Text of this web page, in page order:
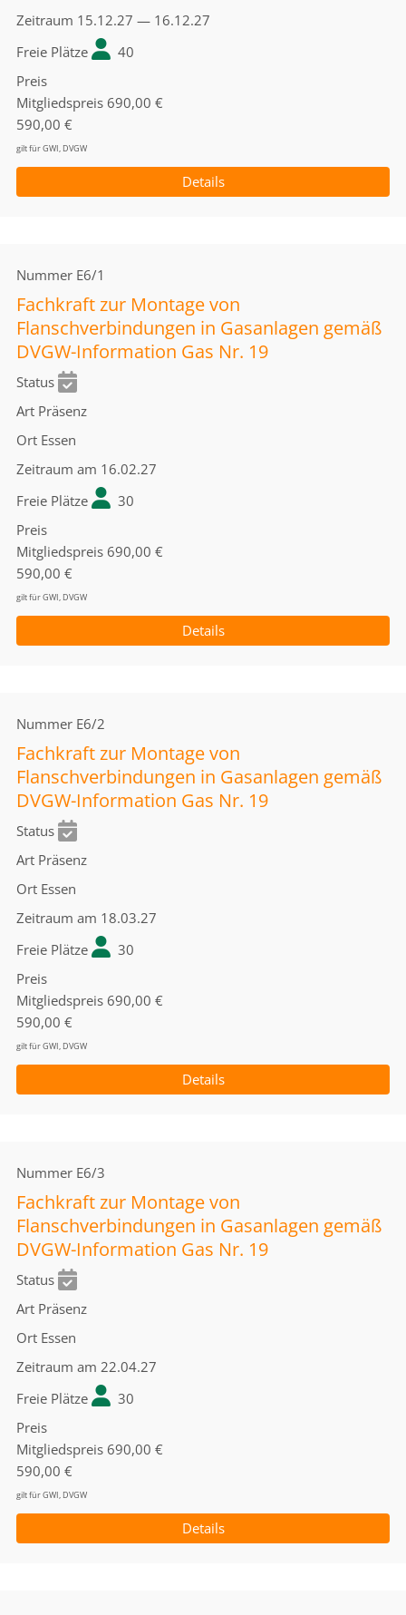
Zeitraum 15.12.27 — 16.12.27
Freie Plätze
40
Preis
Mitgliedspreis 690,00 €
590,00 €
gilt für GWI, DVGW
Details
Nummer E6/1
Fachkraft zur Montage von
Flanschverbindungen in Gasanlagen gemäß
DVGW-Information Gas Nr. 19
Status
Art Präsenz
Ort Essen
Zeitraum am 16.02.27
Freie Plätze
30
Preis
Mitgliedspreis 690,00 €
590,00 €
gilt für GWI, DVGW
Details
Nummer E6/2
Fachkraft zur Montage von
Flanschverbindungen in Gasanlagen gemäß
DVGW-Information Gas Nr. 19
Status
Art Präsenz
Ort Essen
Zeitraum am 18.03.27
Freie Plätze
30
Preis
Mitgliedspreis 690,00 €
590,00 €
gilt für GWI, DVGW
Details
Nummer E6/3
Fachkraft zur Montage von
Flanschverbindungen in Gasanlagen gemäß
DVGW-Information Gas Nr. 19
Status
Art Präsenz
Ort Essen
Zeitraum am 22.04.27
Freie Plätze
30
Preis
Mitgliedspreis 690,00 €
590,00 €
gilt für GWI, DVGW
Details